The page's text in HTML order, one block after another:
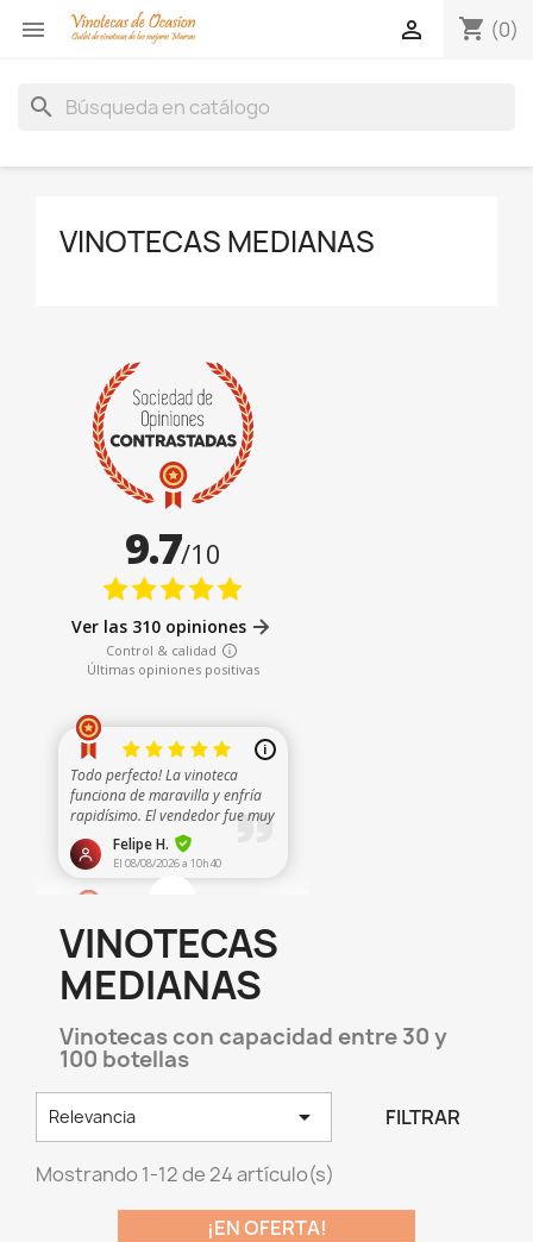
 shopping_cart (0)

search
VINOTECAS MEDIANAS
VINOTECAS
MEDIANAS
Vinotecas con capacidad entre 30 y
100 botellas
Relevancia  FILTRAR
Mostrando 1-12 de 24 artículo(s)
¡EN OFERTA!